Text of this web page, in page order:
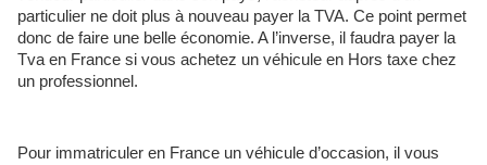
particulier ne doit plus à nouveau payer la TVA. Ce point permet
donc de faire une belle économie. A l’inverse, il faudra payer la
Tva en France si vous achetez un véhicule en Hors taxe chez
un professionnel.
Pour immatriculer en France un véhicule d’occasion, il vous